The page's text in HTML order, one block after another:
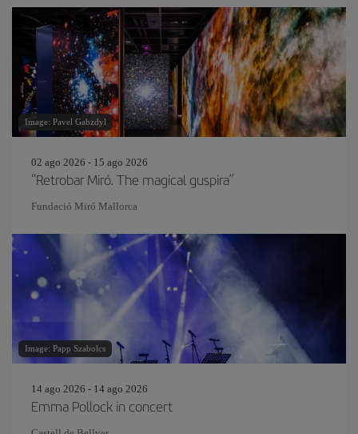
Image: Pavel Gabzdyl
02 ago 2026 - 15 ago 2026
“Retrobar Miró. The magical guspira”
Fundació Miró Mallorca
Image: Papp Szabolcs
14 ago 2026 - 14 ago 2026
Emma Pollock in concert